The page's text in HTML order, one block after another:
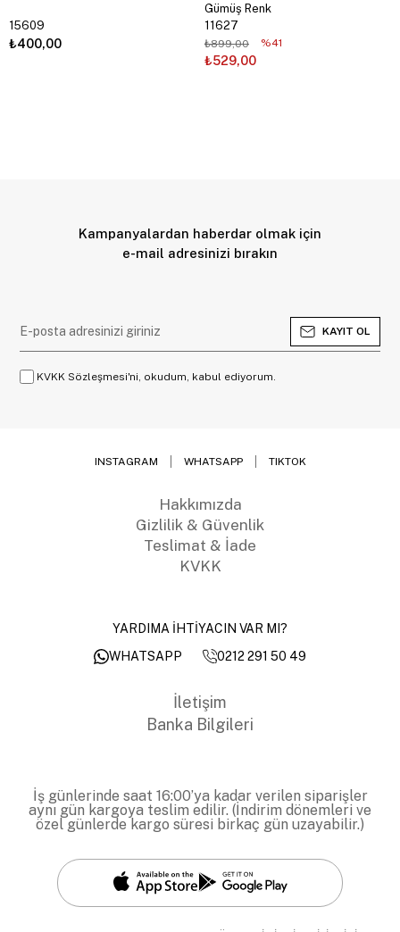
15609
₺400,00
Gümüş Renk
11627
₺529,00
₺899,00 %41
Kampanyalardan haberdar olmak için
e-mail adresinizi bırakın
KAYIT OL
KVKK Sözleşmesi'ni, okudum, kabul ediyorum.
INSTAGRAM WHATSAPP TIKTOK
Hakkımızda
Gizlilik & Güvenlik
Teslimat & İade
KVKK
YARDIMA İHTİYACIN VAR MI?
WHATSAPP
0212 291 50 49
İletişim
Banka Bilgileri
İş günlerinde saat 16:00’ya kadar verilen siparişler
aynı gün kargoya teslim edilir. (İndirim dönemleri ve
özel günlerde kargo süresi birkaç gün uzayabilir.)